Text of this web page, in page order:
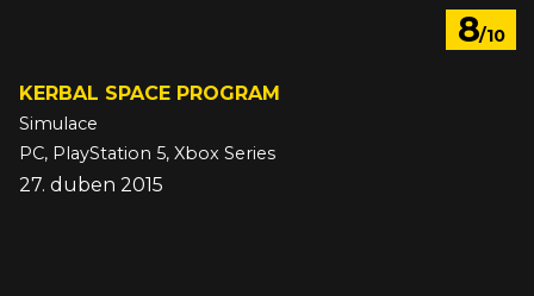
8/10
KERBAL SPACE PROGRAM
Simulace
PC, PlayStation 5, Xbox Series
27. duben 2015